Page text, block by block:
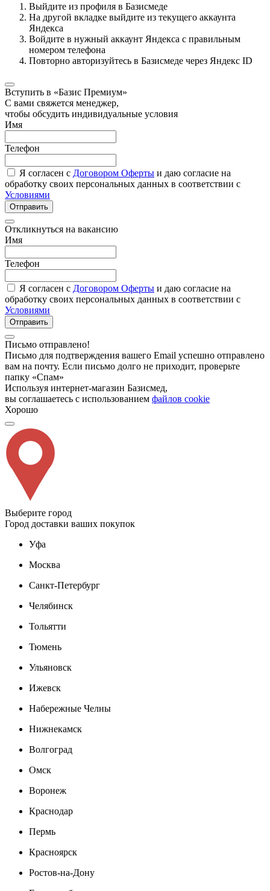
Выйдите из профиля в Базисмеде
На другой вкладке выйдите из текущего аккаунта
Яндекса
Войдите в нужный аккаунт Яндекса с правильным
номером телефона
Повторно авторизуйтесь в Базисмеде через Яндекс ID
Вступить в «Базис Премиум»
С вами свяжется менеджер,
чтобы обсудить индивидуальные условия
Имя
Телефон
Я согласен с Договором Оферты и даю согласие на
обработку своих персональных данных в соответствии с
Условиями
Отправить
Откликнуться на вакансию
Имя
Телефон
Я согласен с Договором Оферты и даю согласие на
обработку своих персональных данных в соответствии с
Условиями
Отправить
Письмо отправлено!
Письмо для подтверждения вашего Email успешно отправлено
вам на почту. Если письмо долго не приходит, проверьте
папку «Спам»
Используя интернет-магазин Базисмед,
вы соглашаетесь с использованием файлов cookie
Хорошо
Выберите город
Город доставки ваших покупок
Уфа
Москва
Санкт-Петербург
Челябинск
Тольятти
Тюмень
Ульяновск
Ижевск
Набережные Челны
Нижнекамск
Волгоград
Омск
Воронеж
Краснодар
Пермь
Красноярск
Ростов-на-Дону